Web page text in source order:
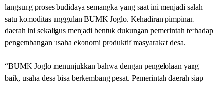
langsung proses budidaya semangka yang saat ini menjadi salah
satu komoditas unggulan BUMK Joglo. Kehadiran pimpinan
daerah ini sekaligus menjadi bentuk dukungan pemerintah terhadap
pengembangan usaha ekonomi produktif masyarakat desa.
“BUMK Joglo menunjukkan bahwa dengan pengelolaan yang
baik, usaha desa bisa berkembang pesat. Pemerintah daerah siap